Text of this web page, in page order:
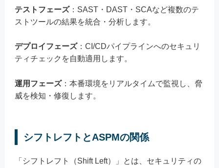
テストフェーズ：SAST・DAST・SCAなど複数のテ
ストツールの結果を統合・分析します。
デプロイフェーズ：CI/CDパイプラインへのセキュリ
ティチェックを自動適用します。
運用フェーズ：本番環境をリアルタイムで監視し、脅
威を検知・修復します。
シフトレフトとASPMの関係
「シフトレフト（Shift Left）」とは、セキュリティの